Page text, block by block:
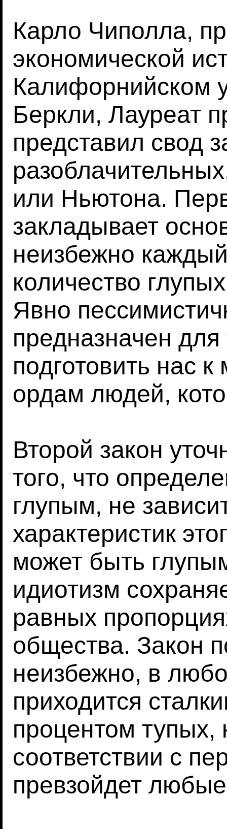
Карло Чиполла,
экономической
Калифорнийском
Беркли, Лауреат
представил свод
или Ньютона.
закладывает
неизбежно
количество
Явно
предназначен для
подготовить нас
ордам людей,
Второй закон
того, что
глупым, не
характеристик
может быть
идиотизм
равных
общества. Закон
неизбежно, в
приходится
процентом тупых,
соответствии с
превзойдет